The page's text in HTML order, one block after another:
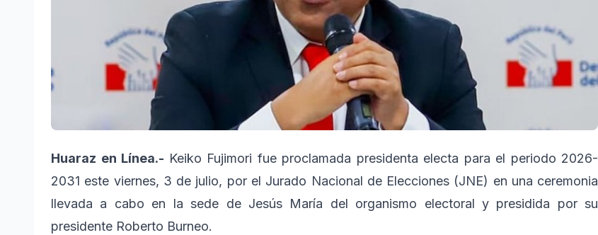
Huaraz en Línea.- Keiko Fujimori fue proclamada presidenta electa para el periodo 2026-
2031 este viernes, 3 de julio, por el Jurado Nacional de Elecciones (JNE) en una ceremonia
llevada a cabo en la sede de Jesús María del organismo electoral y presidida por su
presidente Roberto Burneo.